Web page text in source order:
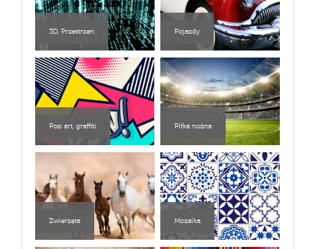
3D, Przestrzeń Pojazdy
Pop art, graffiti Piłka nożna
Zwierzęta Mozaika